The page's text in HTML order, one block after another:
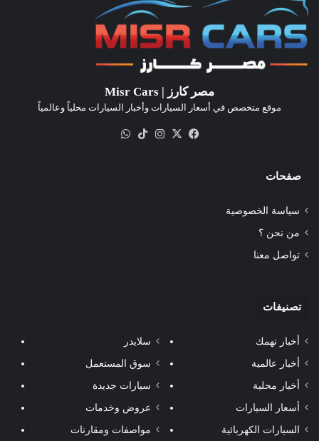
مصر كارز | Misr Cars
موقع متخصص في أسعار السيارات وأخبار السيارات محلياً وعالمياً
فيسبوك
‫X انستقرام‫TikTok
صفحات
سياسة الخصوصية
من نحن ؟
تواصل معنا
تصنيفات
أخبار تهمك
أخبار عالمية
أخبار محلية
أسعار السيارات
السيارات الكهربائية
سلايدر
سوق المستعمل
سيارات جديدة
عروض وخدمات
مواصفات ومقارنات